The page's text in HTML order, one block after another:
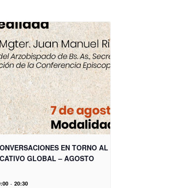
EN TORNO AL
GLOBAL – AGOSTO
- 20:30